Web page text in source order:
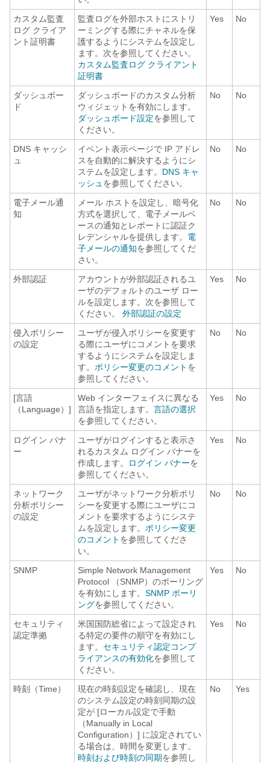
カスタム監査
ログ クライア
ント証明書
監査ログを外部ホストにストリ
ーミングする際にチャネルを保
護するようにシステムを設定し
ます。次を参照してください。
カスタム監査ログ クライアント
証明書
Yes No
ダッシュボー
ド
ダッシュボードのカスタム分析
ウィジェットを有効にします。
ダッシュボード設定を参照して
ください。
No No
DNS キャッシ
ュ
イベント表示ページで IP アドレ
スを自動的に解決するようにシ
ステムを設定します。 DNS キャ
ッシュ を参照してください。
No No
電子メール通
知
メール ホストを設定し、暗号化
方式を選択して、電子メールベ
ースの通知とレポートに認証ク
レデンシャルを提供します。 電
子メールの通知を参照してくだ
さい。
No No
外部認証
アカウントが外部認証されるユ
ーザのデフォルトのユーザ ロー
ルを設定します。次を参照して
ください。 外部認証の設定
Yes No
侵入ポリシー
の設定
ユーザが侵入ポリシーを変更す
る際にユーザにコメントを要求
するようにシステムを設定しま
す。 ポリシー変更のコメント を
参照してください。
No No
[言語
（Language）]
Web インターフェイスに異なる
言語を指定します。 言語の選択
を参照してください。
Yes No
ログイン バナ
ー
ユーザがログインすると表示さ
れるカスタム ログイン バナーを
作成します。
ログイン バナーを
参照してください。
Yes No
ネットワーク
分析ポリシー
の設定
ユーザがネットワーク分析ポリ
シーを変更する際にユーザにコ
メントを要求するようにシステ
ムを設定します。 ポリシー変更
のコメント を参照してくださ
い。
No No
SNMP
Simple Network Management
Protocol （SNMP）のポーリング
を有効にします。 SNMP ポーリ
ングを参照してください。
Yes No
セキュリティ
認定準拠
米国国防総省によって設定され
る特定の要件の順守を有効にし
ます。 セキュリティ認定コンプ
ライアンスの有効化を参照して
ください。
Yes No
時刻（Time）
現在の時刻設定を確認し、現在
のシステム設定の時刻同期の設
定が [ローカル設定で手動
（Manually in Local
Configuration）] に設定されてい
る場合は、時間を変更します。
時刻および時刻の同期を参照し
No Yes